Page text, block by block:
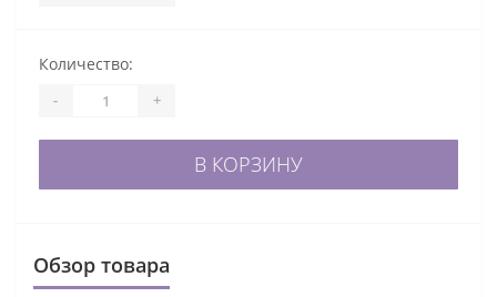
Количество:
- +
В КОРЗИНУ
Обзор товара